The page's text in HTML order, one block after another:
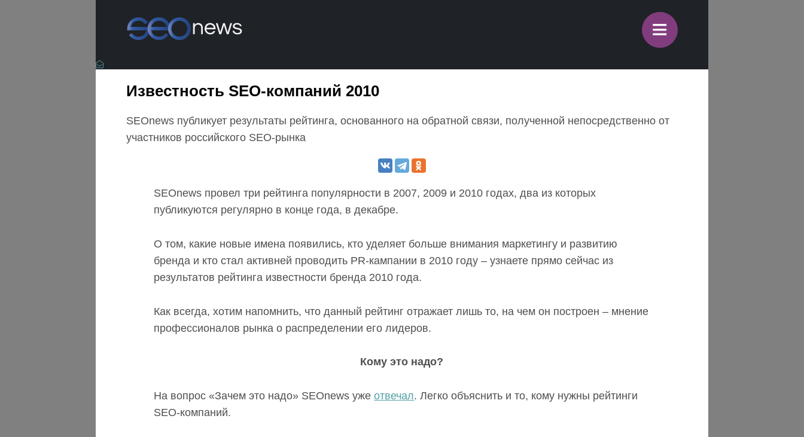
≡
Известность SEO-компаний 2010
SEOnews публикует результаты рейтинга, основанного на обратной связи, полученной непосредственно от
участников российского SEO-рынка
SEOnews провел три рейтинга популярности в 2007, 2009 и 2010 годах, два из которых
публикуются регулярно в конце года, в декабре.
О том, какие новые имена появились, кто уделяет больше внимания маркетингу и развитию
бренда и кто стал активней проводить PR-кампании в 2010 году – узнаете прямо сейчас из
результатов рейтинга известности бренда 2010 года.
Как всегда, хотим напомнить, что данный рейтинг отражает лишь то, на чем он построен – мнение
профессионалов рынка о распределении его лидеров.
Кому это надо?
На вопрос «Зачем это надо» SEOnews ужеотвечал. Легко объяснить и то, кому нужны рейтинги
SEO-компаний.